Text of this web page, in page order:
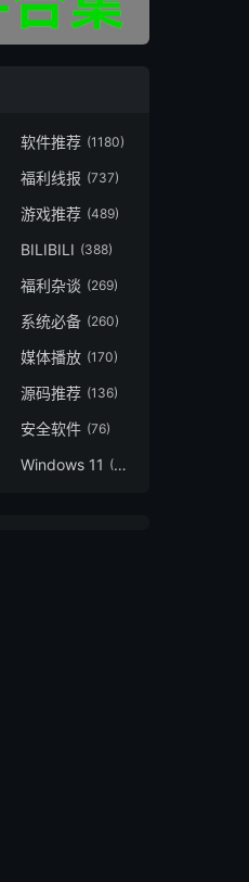
软件推荐 (1180)
福利线报 (737)
游戏推荐 (489)
BILIBILI (388)
福利杂谈 (269)
系统必备 (260)
媒体播放 (170)
源码推荐 (136)
安全软件 (76)
Windows 11 (49)